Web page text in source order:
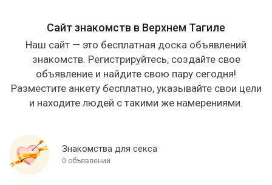
Сайт знакомств в Верхнем Тагиле
Наш сайт — это бесплатная доска объявлений
знакомств. Регистрируйтесь, создайте свое
объявление и найдите свою пару сегодня!
Разместите анкету бесплатно, указывайте свои цели
и находите людей с такими же намерениями.
Знакомства для секса
0 объявлений